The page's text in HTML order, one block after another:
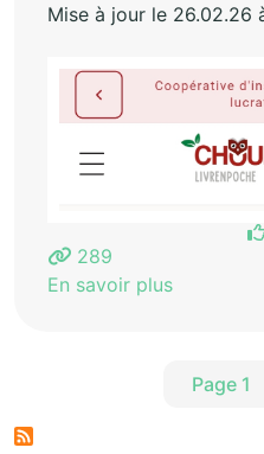
Mise à jour le 26.02.26
289
En savoir plus
Page 1